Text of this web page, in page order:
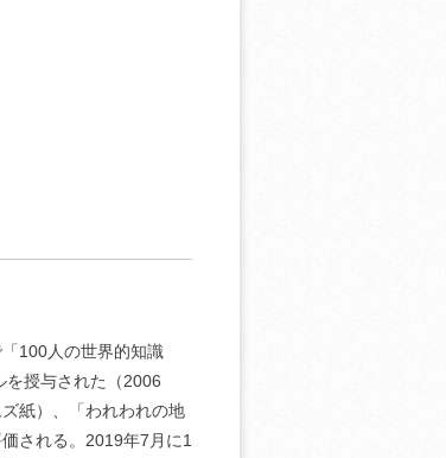
100人の世界的知識
を授与された（2006
紙）、「われわれの地
される。2019年7月に1